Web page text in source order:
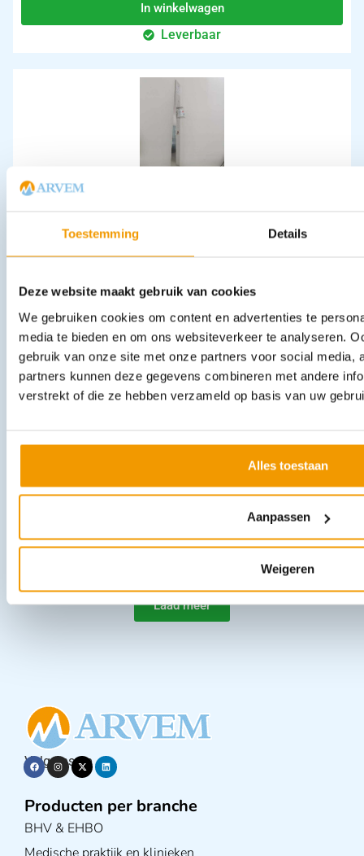
Toestemming Details
Deze website maakt gebruik van cookies
We gebruiken cookies om content en advertenties te
media te bieden en om ons websiteverkeer te analyseren.
gebruik van onze site met onze partners voor social media,
partners kunnen deze gegevens combineren met andere
verstrekt of die ze hebben verzameld op basis van uw
Alles toestaan
Aanpassen
Weigeren
In winkelwagen
Leverbaar
159 excl. btw
Leverbaar
€3,55 – €5,86 incl. btw
Laad meer
Volg ons op
Producten per branche
BHV & EHBO